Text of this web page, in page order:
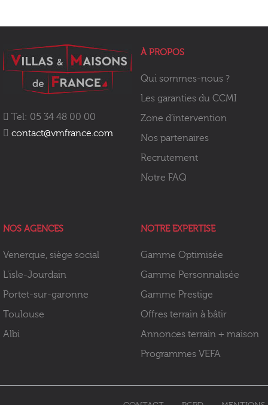
Tel: 05 34 48 00 00
contact@vmfrance.com
À PROPOS
Qui sommes-nous ?
Les garanties du CCMI
Zone d’intervention
Nos partenaires
Recrutement
Notre FAQ
NOS AGENCES
Venerque, siège social
L'isle-Jourdain
Portet-sur-garonne
Toulouse
Albi
NOTRE EXPERTISE
Gamme Optimisée
Gamme Personnalisée
Gamme Prestige
Offres terrain à bâtir
Annonces terrain + maison
Programmes VEFA